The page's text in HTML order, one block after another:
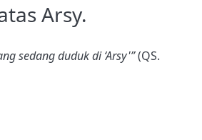
Arsy.
sedang duduk di ‘Arsy'”(QS.